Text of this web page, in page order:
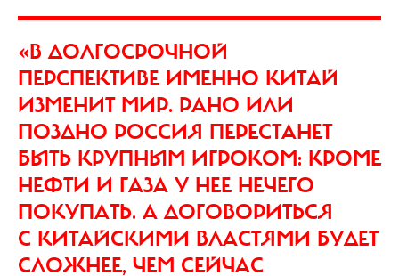
«В ДОЛГОСРОЧНОЙ
ПЕРСПЕКТИВЕ ИМЕННО КИТАЙ
ИЗМЕНИТ МИР. РАНО ИЛИ
ПОЗДНО РОССИЯ ПЕРЕСТАНЕТ
БЫТЬ КРУПНЫМ ИГРОКОМ: КРОМЕ
НЕФТИ И ГАЗА У НЕЕ НЕЧЕГО
ПОКУПАТЬ. А ДОГОВОРИТЬСЯ
С КИТАЙСКИМИ ВЛАСТЯМИ БУДЕТ
СЛОЖНЕЕ, ЧЕМ СЕЙЧАС